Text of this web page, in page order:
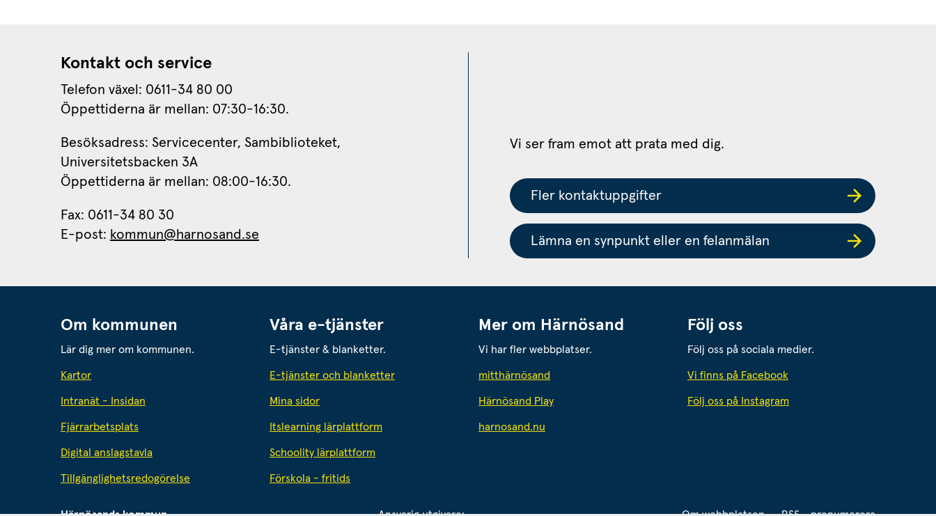
Kontakt och service
Telefon växel: 0611-34 80 00
Öppettiderna är mellan: 07:30-16:30.
Besöksadress: Servicecenter, Sambiblioteket,
Universitetsbacken 3A
Öppettiderna är mellan: 08:00-16:30.
Fax: 0611-34 80 30
E-post: kommun@harnosand.se
Vi ser fram emot att prata med dig.
Fler kontaktuppgifter
Lämna en synpunkt eller en felanmälan
Om kommunen
Lär dig mer om kommunen.
Kartor
Intranät - Insidan
Fjärrarbetsplats
Digital anslagstavla
Tillgänglighetsredogörelse
Våra e-tjänster
E-tjänster & blanketter.
E-tjänster och blanketter
Mina sidor
Itslearning lärplattform
Schoolity lärplattform
Förskola - fritids
Mer om Härnösand
Vi har fler webbplatser.
mitthärnösand
Härnösand Play
harnosand.nu
Följ oss
Följ oss på sociala medier.
Vi finns på Facebook
Följ oss på Instagram